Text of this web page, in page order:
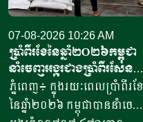
07-08-2026 10:26 AM
ប្រាំពីរខែនៃឆ្នាំ​២០២៦កម្ពុជា
នាំចេញអង្ករជាងប្រាំពីរសែន​
តោន គិតជាទឹកប្រាក់​
ជាង៤១៥លានដុល្លារ
ភ្នំពេញ៖ ក្នុងរយៈពេលប្រាំពីរខែ
នៃឆ្នាំ២០២៦ កម្ពុជាបាននាំចេញ